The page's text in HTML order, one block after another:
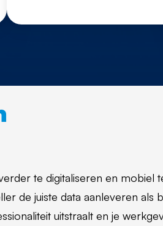
te digitaliseren en mobiel
de juiste data aanleveren als
uitstraalt en je